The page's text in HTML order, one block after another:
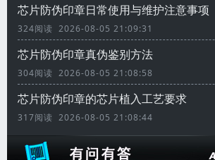
芯片防伪印章日常使用与维护注意事项
324阅读 2026-08-05 21:09:31
芯片防伪印章真伪鉴别方法
304阅读 2026-08-05 21:08:58
芯片防伪印章的芯片植入工艺要求
317阅读 2026-08-05 21:08:44